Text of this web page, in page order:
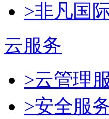
>非凡国
云服务
>云管理
>安全服